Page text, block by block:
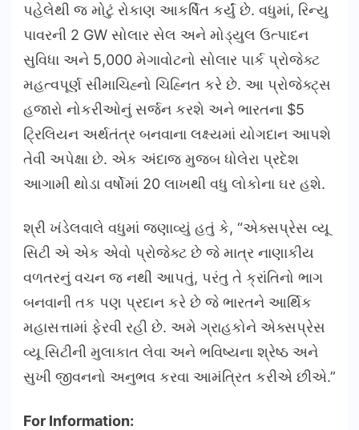
પહેલેથી જ મોટું રોકાણ આકર્ષિત કર્યું છે. વધુમાં, રિન્યુ
પાવરની 2 GW સોલાર સેલ અને મોડ્યુલ ઉત્પાદન
સુવિધા અને 5,000 મેગાવોટનો સોલાર પાર્ક પ્રોજેક્ટ
મહત્વપૂર્ણ સીમાચિહ્નો ચિહ્નિત કરે છે. આ પ્રોજેક્ટ્સ
હજારો નોકરીઓનું સર્જન કરશે અને ભારતના $5
ટ્રિલિયન અર્થતંત્ર બનવાના લક્ષ્યમાં યોગદાન આપશે
તેવી અપેક્ષા છે. એક અંદાજ મુજબ ધોલેરા પ્રદેશ
આગામી થોડા વર્ષોમાં 20 લાખથી વધુ લોકોના ઘર હશે.
શ્રી ખંડેલવાલે વધુમાં જણાવ્યું હતું કે, “એક્સપ્રેસ વ્યૂ
સિટી એ એક એવો પ્રોજેક્ટ છે જે માત્ર નાણાકીય
વળતરનું વચન જ નથી આપતું, પરંતુ તે ક્રાંતિનો ભાગ
બનવાની તક પણ પ્રદાન કરે છે જે ભારતને આર્થિક
મહાસત્તામાં ફેરવી રહી છે. અમે ગ્રાહકોને એક્સપ્રેસ
વ્યૂ સિટીની મુલાકાત લેવા અને ભવિષ્યના શ્રેષ્ઠ અને
સુખી જીવનનો અનુભવ કરવા આમંત્રિત કરીએ છીએ.”
For Information: